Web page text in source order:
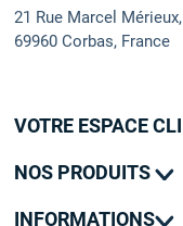
21 Rue Marcel Mérieux,
69960 Corbas, France
VOTRE ESPACE
Mes adresses
NOS PRODUITS
INFORMATIONS